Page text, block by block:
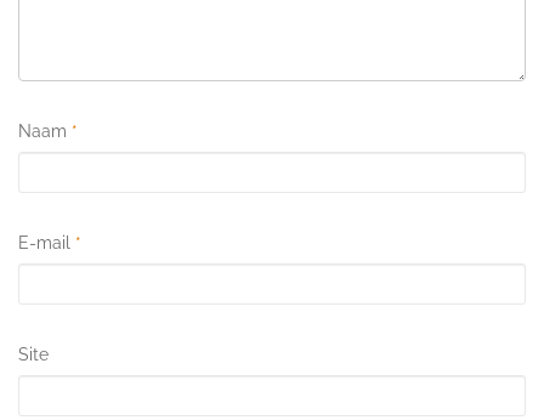
Naam *
E-mail *
Site